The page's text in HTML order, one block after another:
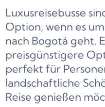
Luxusreisebusse
Option, wenn es
nach Bogotá geht.
preisgünstigere
perfekt für
landschaftliche
Reise genießen